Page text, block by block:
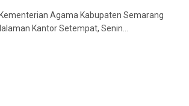
Agama Kabupaten Semarang
Kantor Setempat, Senin…